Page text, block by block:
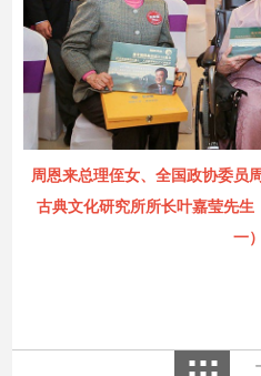
周恩来总理侄女、全国政协委员
古典文化研究所所长叶嘉莹先
一）